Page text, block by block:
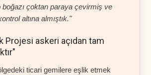
boğazı çoktan paraya çevirmiş ve
altına almıştık."
Projesi askeri açıdan tam
ticari gemilere eşlik etmek